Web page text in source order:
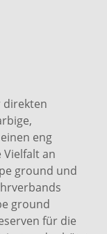
direkten
eng
an
ground und
ground
für die